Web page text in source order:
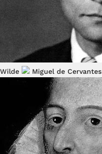
Wilde
Miguel de Cervantes